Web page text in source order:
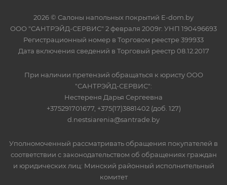
2026 © Салоны напольных покрытий E-dom.by
ООО "САНТРЭЙД-СЕРВИС" 2 февраля 2009г. УНП 190496693
Регистрационный номер в Торговом реестре 399933
Дата включения сведений в Торговый реестр 08.12.2017
При наличии претензий обращаться к юристу ООО
"САНТРЭЙД-СЕРВИС":
Нестереня Дарья Сергеевна
+375291701677, +375(17)3881402 (доб. 127)
d.nestsiarenia@santrade.by
Уполномоченный рассматривать обращения покупателей в
соответствии с законодательством об обращениях граждан
и юридических лиц: Минский районный исполнительный
комитет